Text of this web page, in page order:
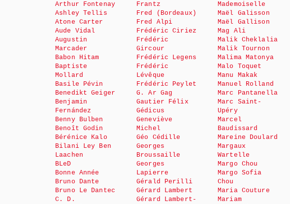
Arthur Fontenay
Ashley Tellis
Atone Carter
Aude Vidal
Augustin
Marcader
Babon Hitam
Baptiste
Mollard
Basile Pévin
Benedikt Geiger
Benjamin
Fernández
Benny Bulben
Benoît Godin
Bérénice Kalo
Bilani Ley Ben
Laachen
BLeD
Bonne Année
Bruno Dante
Bruno Le Dantec
C. D.
Frantz
Fred (Bordeaux)
Fred Alpi
Frédéric Ciriez
Frédéric
Gircour
Frédéric Legens
Frédéric
Lévêque
Frédéric Peylet
G. Ar Gag
Gautier Félix
Gédicus
Geneviève
Michel
Géo Cédille
Georges
Broussaille
Georges
Lapierre
Gérald Perilli
Gérard Lambert
Gérard Lambert-
Mademoiselle
Maël Galisson
Maël Gallison
Mag Ali
Malik Cheklalia
Malik Tournon
Malima Matonya
Malo Toquet
Manu Makak
Manuel Rolland
Marc Pantanella
Marc Saint-
Upéry
Marcel
Baudissard
Mareine Doulard
Margaux
Wartelle
Margo Chou
Margo Sofia
Chou
Maria Couture
Mariam